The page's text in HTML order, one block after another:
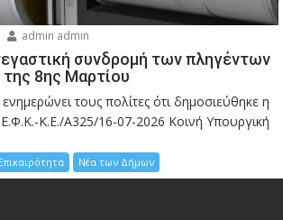
admin admin
συνδρομή των πληγέντων
8ης Μαρτίου
τους πολίτες ότι δημοσιεύθηκε η
Κ.Ε./Α325/16-07-2026 Κοινή Υπουργική
Επικαιρότητα Νέα των Δήμων